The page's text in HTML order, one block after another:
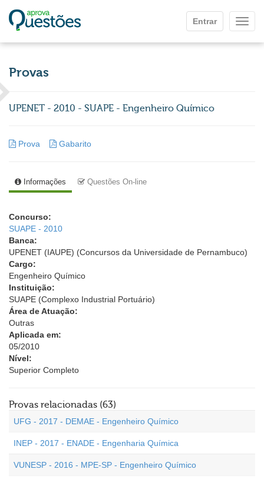
Entrar
Provas
UPENET - 2010 - SUAPE - Engenheiro Químico
Prova Gabarito
Informações Questões On-line
Concurso:
SUAPE - 2010
Banca:
UPENET (IAUPE) (Concursos da Universidade de Pernambuco)
Cargo:
Engenheiro Químico
Instituição:
SUAPE (Complexo Industrial Portuário)
Área de Atuação:
Outras
Aplicada em:
05/2010
Nível:
Superior Completo
Provas relacionadas (63)
UFG - 2017 - DEMAE - Engenheiro Químico
INEP - 2017 - ENADE - Engenharia Química
VUNESP - 2016 - MPE-SP - Engenheiro Químico